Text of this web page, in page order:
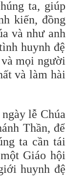
ta, giúp
kiến, đồng
và như anh
huynh đệ
mọi người
và làm hài
lễ Chúa
Thần, để
ta cần tái
Giáo hội
huynh đệ